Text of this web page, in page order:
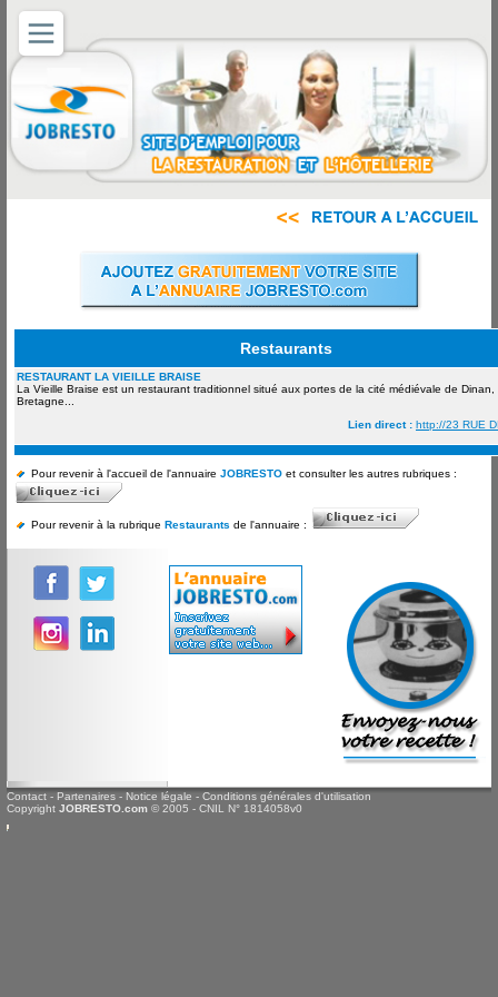
Restaurants
RESTAURANT LA VIEILLE BRAISE
La Vieille Braise est un restaurant traditionnel situé aux portes de la cité médiévale de Dinan,
Bretagne...
Lien direct : http://23 RUE
Pour revenir à l'accueil de l'annuaire JOBRESTO et consulter les autres rubriques :
Pour revenir à la rubrique Restaurants de l'annuaire :
Contact - Partenaires - Notice légale - Conditions générales d'utilisation
Copyright JOBRESTO.com © 2005 - CNIL N° 1814058v0